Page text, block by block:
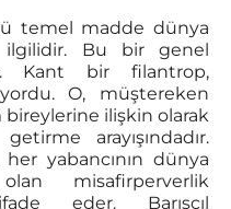
temel madde dünya
ilgilidir. Bu bir genel
Kant bir filantrop,
O, müştereken
bireylerine ilişkin olarak
arayışındadır.
her yabancının dünya
misafirperverlik
eder. Barışçıl